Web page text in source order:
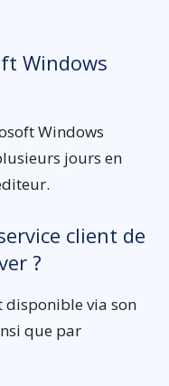
Windows
Windows
jours en
client de
?
disponible via son
que par